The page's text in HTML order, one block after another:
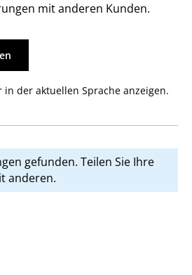
mit anderen Kunden.
in der aktuellen Sprache anzeigen.
gefunden. Teilen Sie Ihre
anderen.